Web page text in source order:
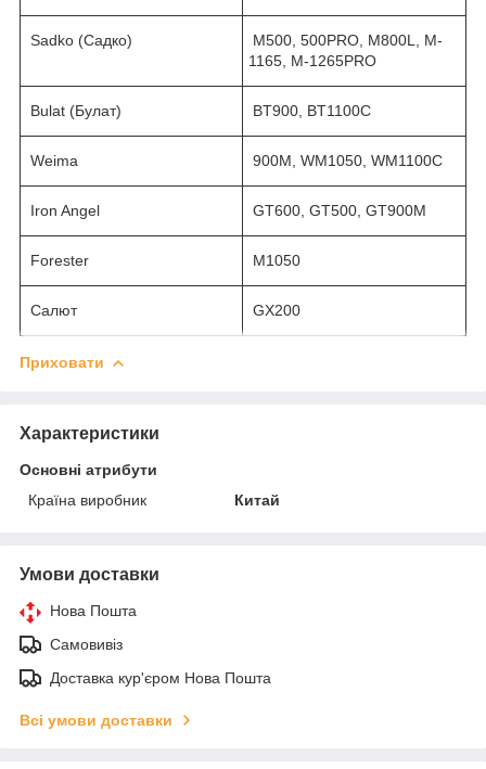
Sadko (Садко)
M500, 500PRO, M800L, M-
1165, M-1265PRO
Bulat (Булат) BT900, BT1100C
Weima 900M, WM1050, WM1100C
Iron Angel GT600, GT500, GT900M
Forester M1050
Салют GX200
Приховати
Характеристики
Основні атрибути
Країна виробник
Китай
Умови доставки
Нова Пошта
Самовивіз
Доставка кур'єром Нова Пошта
Всі умови доставки